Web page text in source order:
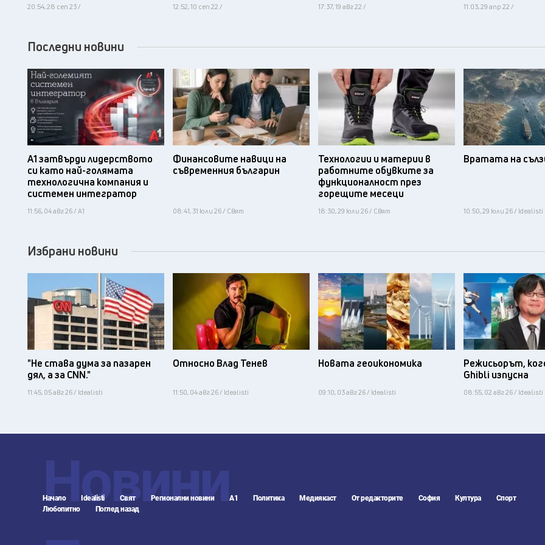
20:54, 28 сеп 23 / 12:52, 10 сеп 22 / 17:37, 19 авг 22 / 11:03, 29 апр 22 /
Последни новини
А1 затвърди лидерството
си като най-голямата
технологична компания и
системен интегратор
11:56, 04 авг 26 / А1
Финансовите навици на
съвременния българин
08:41, 31 юли 26 / Свят
Технологии и материи в
работните обувките за
функционалност през
горещите месеци
18:30, 29 юли 26 / Свят
Вратата на
10:50, 29 юли 26 / Idealisti
Избрани новини
"Не става дума за пазарен
дял, а за CNN."
11:45, 05 авг 26 / Idealisti
Относно Влад Тенев
11:50, 04 авг 26 / Idealisti
Новата геоикономика
09:10, 03 авг 26 / Idealisti
Режисьорът,
Ghibli изпусна
08:55, 02 авг 26 / Idealisti
Новини
Начало Idealisti Свят Регионални новини А1 Политика Медиякаст От редакторите София Култура
Спорт
Любопитно
Поглед назад